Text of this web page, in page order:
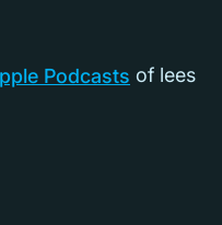
Podcasts of lees